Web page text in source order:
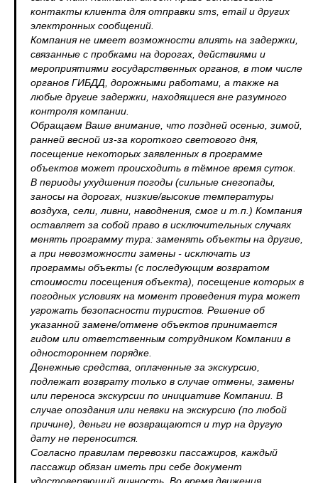
контакты клиента для отправки sms, email и других
электронных сообщений.
Компания не имеет возможности влиять на задержки,
связанные с пробками на дорогах, действиями и
мероприятиями государственных органов, в том числе
органов ГИБДД, дорожными работами, а также на
любые другие задержки, находящиеся вне разумного
контроля компании.
Обращаем Ваше внимание, что поздней осенью, зимой,
ранней весной из-за короткого светового дня,
посещение некоторых заявленных в программе
объектов может происходить в тёмное время суток.
В периоды ухудшения погоды (сильные снегопады,
заносы на дорогах, низкие/высокие температуры
воздуха, сели, ливни, наводнения, смог и т.п.) Компания
оставляет за собой право в исключительных случаях
менять программу тура: заменять объекты на другие,
а при невозможности замены - исключать из
программы объекты (с последующим возвратом
стоимости посещения объекта), посещение которых в
погодных условиях на момент проведения тура может
угрожать безопасности туристов. Решение об
указанной замене/отмене объектов принимается
гидом или ответственным сотрудником Компании в
одностороннем порядке.
Денежные средства, оплаченные за экскурсию,
подлежат возврату только в случае отмены, замены
или переноса экскурсии по инициативе Компании. В
случае опоздания или неявки на экскурсию (по любой
причине), деньги не возвращаются и тур на другую
дату не переносится.
Согласно правилам перевозки пассажиров, каждый
пассажир обязан иметь при себе документ